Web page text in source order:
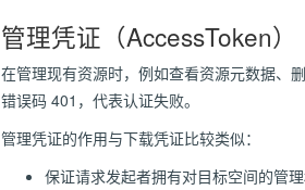
管理凭证（AccessToken）
在管理现有资源时，例如查看资源元数据、
错误码 401，代表认证失败。
管理凭证的作用与下载凭证比较类似：
保证请求发起者拥有对目标空间的管理